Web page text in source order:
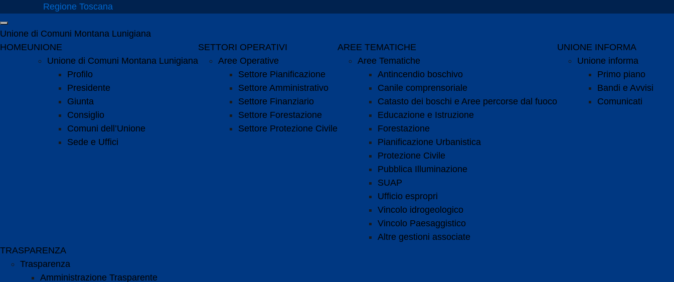
Vai ai contenuti
Vai al footer
Regione Toscana
Attiva / disattiva la navigazione
Unione di Comuni Montana Lunigiana
Menu principale
HOMEUNIONE
Unione di Comuni Montana Lunigiana
Profilo
Presidente
Giunta
Consiglio
Comuni dell’Unione
Sede e Uffici
SETTORI OPERATIVI
Aree Operative
Settore Pianificazione
Settore Amministrativo
Settore Finanziario
Settore Forestazione
Settore Protezione Civile
AREE TEMATICHE
Aree Tematiche
Antincendio boschivo
Canile comprensoriale
Catasto dei boschi e Aree percorse dal fuoco
Educazione e Istruzione
Forestazione
Pianificazione Urbanistica
Protezione Civile
Pubblica Illuminazione
SUAP
Ufficio espropri
Vincolo idrogeologico
Vincolo Paesaggistico
Altre gestioni associate
UNIONE INFORMA
Unione informa
Primo piano
Bandi e Avvisi
Comunicati
TRASPARENZA
Trasparenza
Amministrazione Trasparente